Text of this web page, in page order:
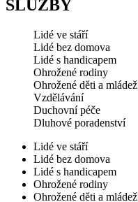
SLUŽBY
Lidé ve stáří
Lidé bez domova
Lidé s handicapem
Ohrožené rodiny
Ohrožené děti a mládež
Vzdělávání
Duchovní péče
Dluhové poradenství
Lidé ve stáří
Lidé bez domova
Lidé s handicapem
Ohrožené rodiny
Ohrožené děti a mládež